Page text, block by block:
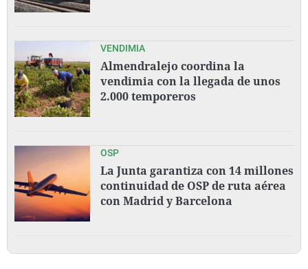
VENDIMIA
Almendralejo coordina la
vendimia con la llegada de unos
2.000 temporeros
OSP
La Junta garantiza con 14 millones
continuidad de OSP de ruta aérea
con Madrid y Barcelona